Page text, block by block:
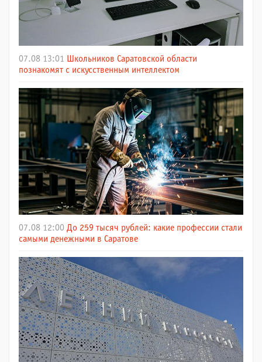
07.08 13:01
Школьников Саратовской области
познакомят с искусственным интеллектом
07.08 12:00 До 259 тысяч рублей: какие профессии стали
самыми денежными в Саратове